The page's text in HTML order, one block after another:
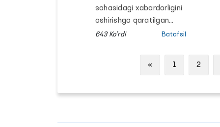
murojaatlarda
qanday masalalar
ko‘tarilgan?
sohasidagi xabardorligini
oshirishga qaratilgan
navbatdagi “Ombudsman
etilmoqda.
643 Ko'rdi Batafsil
« Previous
1 2